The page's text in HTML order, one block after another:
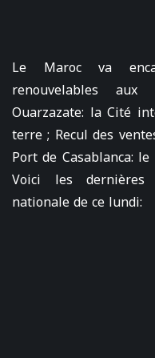
Le Maroc va
renouvelables
Ouarzazate: la Cité
terre ; Recul des
Port de Casablanca:
Voici les
nationale de ce lundi: